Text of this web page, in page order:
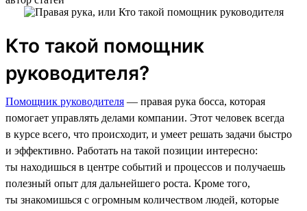
Кто такой помощник
руководителя?
Помощник руководителя — правая рука босса, которая
помогает управлять делами компании. Этот человек всегда
в курсе всего, что происходит, и умеет решать задачи быстро
и эффективно. Работать на такой позиции интересно:
ты находишься в центре событий и процессов и получаешь
полезный опыт для дальнейшего роста. Кроме того,
ты знакомишься с огромным количеством людей, которые